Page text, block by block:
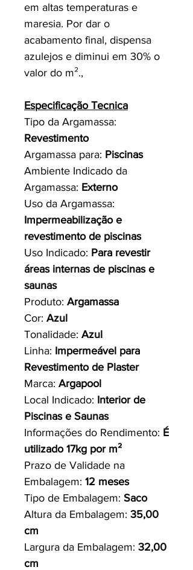
em altas temperaturas e
maresia. Por dar o
acabamento final, dispensa
azulejos e diminui em 30% o
valor do m².,
Especificação Tecnica
Tipo da Argamassa:
Revestimento
Argamassa para: Piscinas
Ambiente Indicado da
Argamassa: Externo
Uso da Argamassa:
Impermeabilização e
revestimento de piscinas
Uso Indicado: Para revestir
áreas internas de piscinas e
saunas
Produto: Argamassa
Cor: Azul
Tonalidade: Azul
Linha: Impermeável para
Revestimento de Plaster
Marca: Argapool
Local Indicado: Interior de
Piscinas e Saunas
Informações do Rendimento: É
utilizado 17kg por m²
Prazo de Validade na
Embalagem: 12 meses
Tipo de Embalagem: Saco
Altura da Embalagem: 35,00
cm
Largura da Embalagem: 32,00
cm